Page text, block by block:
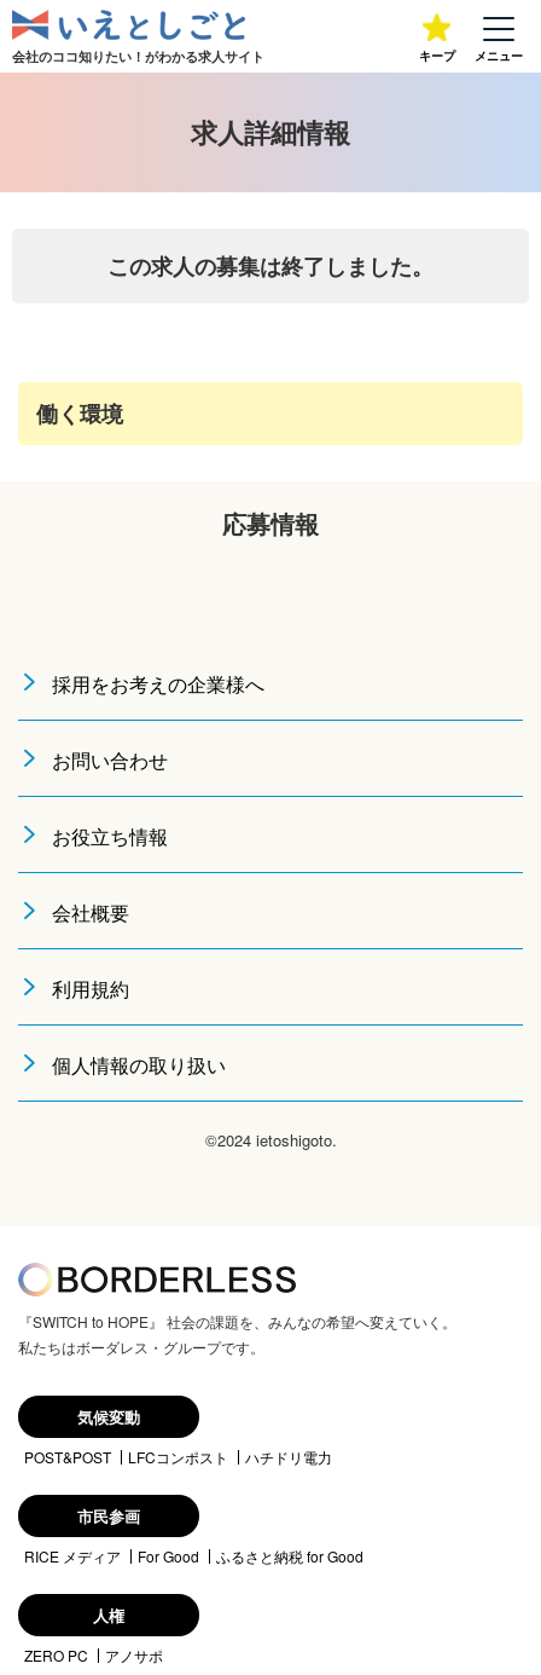
会社のココ知りたい！がわかる求人サイト キープ メニュー
求人詳細情報
この求人の募集は終了しました。
働く環境
応募情報
採用をお考えの企業様へ
お問い合わせ
お役立ち情報
会社概要
利用規約
個人情報の取り扱い
©2024 ietoshigoto.
『SWITCH to HOPE』 社会の課題を、みんなの希望へ変えていく。
私たちはボーダレス・グループです。
気候変動
POST&POST LFCコンポスト ハチドリ電力
市民参画
RICE メディア For Good ふるさと納税 for Good
人権
ZERO PC アノサポ